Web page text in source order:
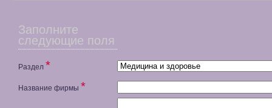
Заполните
следующие поля
Раздел *
Название фирмы *